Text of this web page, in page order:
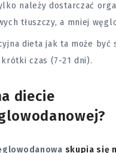
należy dostarczać
tłuszczy, a mniej
dieta jak ta może być
czas (7-21 dni).
diecie
skupia się